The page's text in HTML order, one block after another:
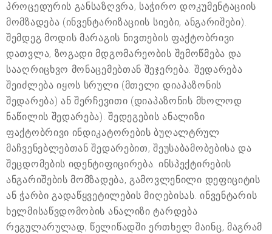
პროცედურის განსაზღვრა, საჭირო დოკუმენტაციის
მომზადება (ინვენტარიზაციის სიები, ანგარიშები).
შემდეგ მოდის მარაგის ნივთების ფაქტობრივი
დათვლა, ზოგადი მდგომარეობის შემოწმება და
სააღრიცხვო მონაცემებთან შეჯერება. შედარება
შეიძლება იყოს სრული (მთელი დიაპაზონის
შედარება) ან შერჩევითი (დიაპაზონის მხოლოდ
ნაწილის შედარება). შედეგების ანალიზი
ფაქტობრივი ინდიკატორების ბუღალტრულ
მაჩვენებლებთან შედარებით, შეუსაბამობებისა და
შეცდომების იდენტიფიცირება. ინსპექტირების
ანგარიშების მომზადება, გამოვლენილი დეფიციტის
ან ჭარბი გადაწყვეტილების მიღებისას. ინვენტარის
ხელმისაწვდომობის ანალიზი ტარდება
რეგულარულად, წელიწადში ერთხელ მაინც, მაგრამ